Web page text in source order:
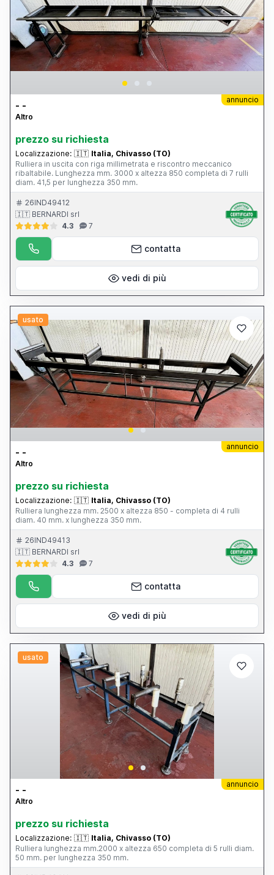
annuncio
- -
Altro
prezzo su richiesta
Localizzazione: 🇮🇹 Italia, Chivasso (TO)
Rulliera in uscita con riga millimetrata e riscontro meccanico
ribaltabile. Lunghezza mm. 3000 x altezza 850 completa di 7 rulli
diam. 41,5 per lunghezza 350 mm.
26IND49412
🇮🇹 BERNARDI srl
4.3
7
contatta
vedi di più
usato
annuncio
- -
Altro
prezzo su richiesta
Localizzazione: 🇮🇹 Italia, Chivasso (TO)
Rulliera lunghezza mm. 2500 x altezza 850 - completa di 4 rulli
diam. 40 mm. x lunghezza 350 mm.
26IND49413
🇮🇹 BERNARDI srl
4.3
7
contatta
vedi di più
usato
annuncio
- -
Altro
prezzo su richiesta
Localizzazione: 🇮🇹 Italia, Chivasso (TO)
Rulliera lunghezza mm.2000 x altezza 650 completa di 5 rulli diam.
50 mm. per lunghezza 350 mm.